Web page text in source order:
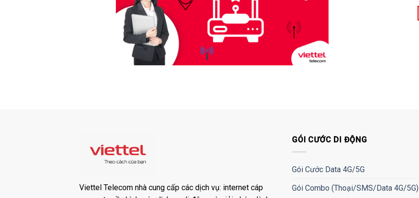
Viettel Telecom nhà cung cấp các dịch vụ: internet cáp
GÓI CƯỚC DI ĐỘNG
Gói Cước Data 4G/5G
Gói Combo (Thoại/SMS/Data 4G/5G)